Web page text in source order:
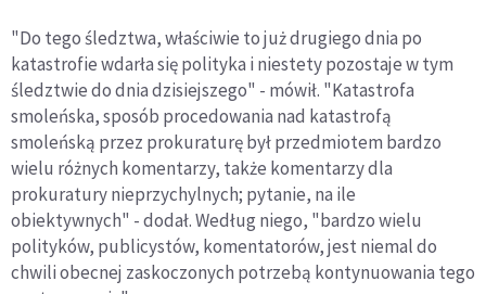
"Do tego śledztwa, właściwie to już drugiego dnia po
katastrofie wdarła się polityka i niestety pozostaje w tym
śledztwie do dnia dzisiejszego" - mówił. "Katastrofa
smoleńska, sposób procedowania nad katastrofą
smoleńską przez prokuraturę był przedmiotem bardzo
wielu różnych komentarzy, także komentarzy dla
prokuratury nieprzychylnych; pytanie, na ile
obiektywnych" - dodał. Według niego, "bardzo wielu
polityków, publicystów, komentatorów, jest niemal do
chwili obecnej zaskoczonych potrzebą kontynuowania tego